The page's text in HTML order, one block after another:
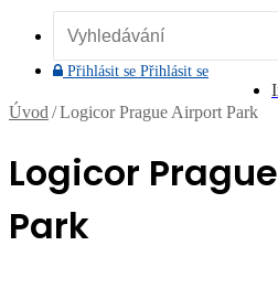
Přihlásit se Přihlásit se
Úvod /Logicor Prague Airport Park
Logicor
Park